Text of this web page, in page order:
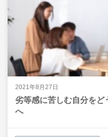
2021年8月27日
劣等感に苦しむ自分をど
へ